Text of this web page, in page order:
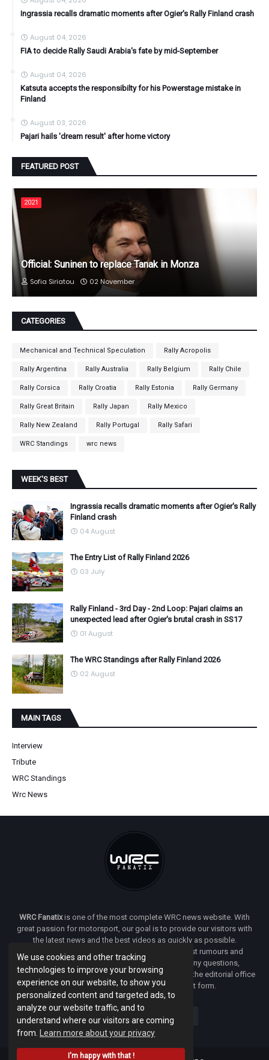
We use cookies and other tracking
technologies to improve your browsing
experience on our website, to show you
personalized content and targeted ads, to
analyze our website traffic, and to
understand where our visitors are coming
from.
Learn more about your privacy
I'm happy with that !
Ingrassia recalls dramatic moments after Ogier's Rally Finland crash
August 04, 2026
FIA to decide Rally Saudi Arabia's fate by mid-September
August 04, 2026
Katsuta accepts the responsibilty for his Powerstage mistake in
Finland
August 03, 2026
Pajari hails 'dream result' after home victory
FEATURED POST
2021
Official: Suninen to replace Tanak in Monza
Sofia Siriatou 02 November
CATEGORIES
Mechanical and Technical Speculation Rally Acropolis
Rally Argentina Rally Australia Rally Belgium Rally Chile
Rally Corsica Rally Croatia Rally Estonia Rally Germany
Rally Great Britain Rally Japan Rally Mexico
Rally New Zealand Rally Portugal Rally Safari
WRC Standings wrc news
WEEK'S BEST
Ingrassia recalls dramatic moments after Ogier's Rally
Finland crash
04 August
The Entry List of Rally Finland 2026
03 July
Rally Finland - 3rd Day - 2nd Loop: Pajari claims an
unexpected lead after Ogier's brutal crash in SS17
01 August
The WRC Standings after Rally Finland 2026
02 August
MAIN TAGS
Interview
Tribute
WRC Standings
Wrc News
WRC Fanatixis one of the most complete WRC news website. With
great passion for motorsport, our goal is to provide our visitors with
the latest news and the best videos as quickly as possible.
Additionally, you will find our opinion on the latest rumours and
developments everywhere we can. If you have any questions,
comments or complaints and would like to contact the editorial office
ofWRC FANATIXyou can use our contact form.